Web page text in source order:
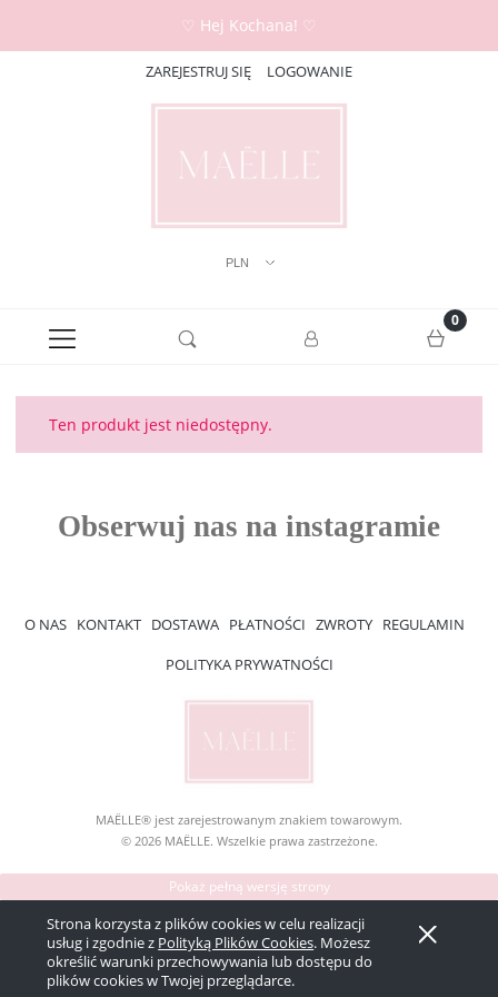
Strona korzysta z plików cookies w celu realizacji
usług i zgodnie z Polityką Plików Cookies. Możesz
określić warunki przechowywania lub dostępu do
plików cookies w Twojej przeglądarce.
♡ Hej Kochana! ♡
ZAREJESTRUJ SIĘ LOGOWANIE
Ten produkt jest niedostępny.
O NAS KONTAKT DOSTAWA PŁATNOŚCI ZWROTY REGULAMIN
POLITYKA PRYWATNOŚCI
MAËLLE® jest zarejestrowanym znakiem towarowym.
© 2026 MAËLLE. Wszelkie prawa zastrzeżone.
Pokaż pełną wersję strony
Sklep internetowy Shoper Premium